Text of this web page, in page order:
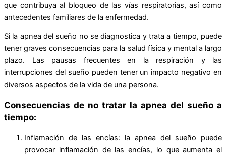
que contribuya al bloqueo de las vías respiratorias, así como
antecedentes familiares de la enfermedad.
Si la apnea del sueño no se diagnostica y trata a tiempo, puede
tener graves consecuencias para la salud física y mental a largo
plazo. Las pausas frecuentes en la respiración y las
interrupciones del sueño pueden tener un impacto negativo en
diversos aspectos de la vida de una persona.
Consecuencias de no tratar la apnea del sueño a
tiempo:
Inflamación de las encías: la apnea del sueño puede
provocar inflamación de las encías, lo que aumenta el